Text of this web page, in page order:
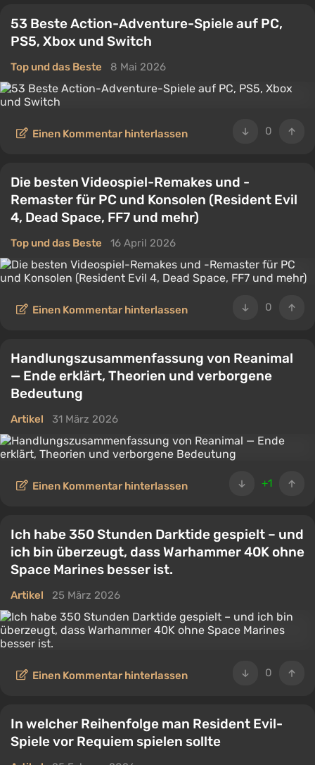
53 Beste Action-Adventure-Spiele auf PC,
PS5, Xbox und Switch
Top und das Beste 8 Mai 2026
0
Einen Kommentar hinterlassen
Die besten Videospiel-Remakes und -
Remaster für PC und Konsolen (Resident Evil
4, Dead Space, FF7 und mehr)
Top und das Beste 16 April 2026
0
Einen Kommentar hinterlassen
Handlungszusammenfassung von Reanimal
— Ende erklärt, Theorien und verborgene
Bedeutung
Artikel 31 März 2026
+1
Einen Kommentar hinterlassen
Ich habe 350 Stunden Darktide gespielt – und
ich bin überzeugt, dass Warhammer 40K ohne
Space Marines besser ist.
Artikel 25 März 2026
0
Einen Kommentar hinterlassen
In welcher Reihenfolge man Resident Evil-
Spiele vor Requiem spielen sollte